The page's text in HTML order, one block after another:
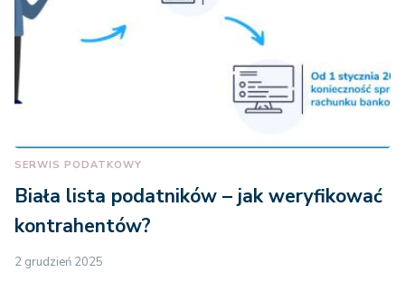
SERWIS PODATKOWY
Biała lista podatników – jak weryfikować
kontrahentów?
2 grudzień 2025